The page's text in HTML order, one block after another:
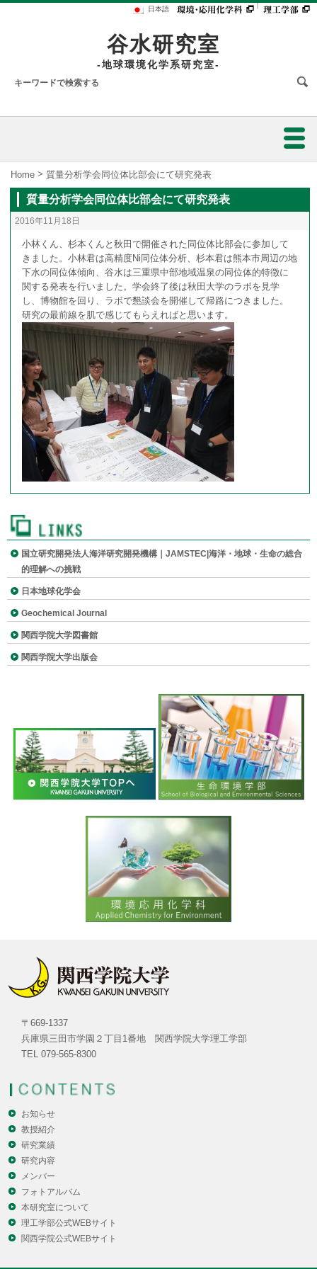
日本語
｜
谷水研究室
-地球環境化学系研究室-
ホーム
研究業績
研究内容
陸水の水質解析のための同位体的研究
農産物や工業材料の原産地判別のための同位体指標の確立
無機元素同位体存在度の高精度・高確度測定
スタッフ
フォトアルバム
メンバー
研究室について
(管理用)
Home > 質量分析学会同位体比部会にて研究発表
質量分析学会同位体比部会にて研究発表
2016年11月18日
小林くん、杉本くんと秋田で開催された同位体比部会に参加して
きました。小林君は高精度Ni同位体分析、杉本君は熊本市周辺の地
下水の同位体傾向、谷水は三重県中部地域温泉の同位体的特徴に
関する発表を行いました。学会終了後は秋田大学のラボを見学
し、博物館を回り、ラボで懇談会を開催して帰路につきました。
研究の最前線を肌で感じてもらえればと思います。
国立研究開発法人海洋研究開発機構｜JAMSTEC|海洋・地球・生命の総合
的理解への挑戦
日本地球化学会
Geochemical Journal
関西学院大学図書館
関西学院大学出版会
〒669-1337
兵庫県三田市学園２丁目1番地 関西学院大学理工学部
TEL 079-565-8300
お知らせ
教授紹介
研究業績
研究内容
メンバー
フォトアルバム
本研究室について
理工学部公式WEBサイト
関西学院公式WEBサイト